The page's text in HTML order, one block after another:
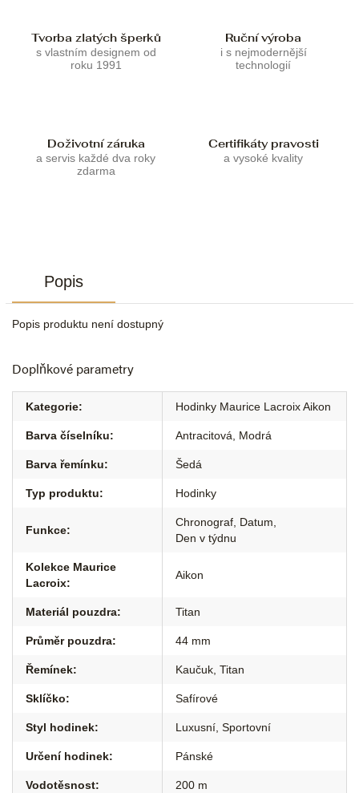
Tvorba zlatých šperků
s vlastním designem od
roku 1991
Ruční výroba
i s nejmodernější
technologií
Doživotní záruka
a servis každé dva roky
zdarma
Certifikáty pravosti
a vysoké kvality
Popis
Popis produktu není dostupný
Doplňkové parametry
Kategorie: Hodinky Maurice Lacroix Aikon
Barva číselníku: Antracitová Modrá
Barva řemínku: Šedá
Typ produktu: Hodinky
Funkce:
Chronograf Datum
Den v týdnu
Kolekce Maurice
Lacroix:
Aikon
Materiál pouzdra: Titan
Průměr pouzdra: 44 mm
Řemínek: Kaučuk Titan
Sklíčko: Safírové
Styl hodinek: Luxusní Sportovní
Určení hodinek: Pánské
Vodotěsnost: 200 m